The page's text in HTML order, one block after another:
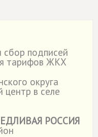
подписей
тарифов ЖКХ
округа
в селе
РОССИЯ